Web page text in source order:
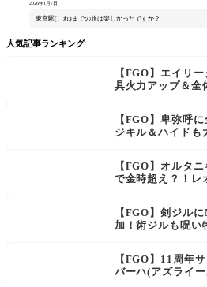
2026年1月7日
東京駅(これ)までの旅は楽しかったですか？
人気記事ランキング
【FGO】エイリ
具火力アップ＆全
【FGO】卑弥呼
ジキル＆ハイドも
【FGO】オルタ
で金時超え？！レ
【FGO】剣ジル
加！術ジルも呪い
【FGO】11周年
バーハ(アズライ